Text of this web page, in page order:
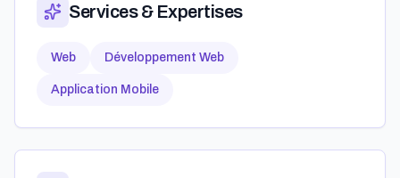
Services & Expertises
Web Développement Web
Application Mobile